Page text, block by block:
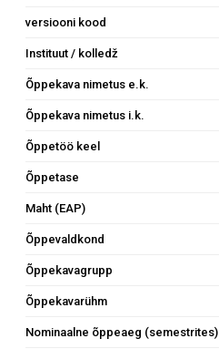
versiooni kood
Instituut / kolledž
Õppekava nimetus e.k.
Õppekava nimetus i.k.
Õppetöö keel
Õppetase
Maht (EAP)
Õppevaldkond
Õppekavagrupp
Õppekavarühm
Nominaalne õppeaeg (semestrites)